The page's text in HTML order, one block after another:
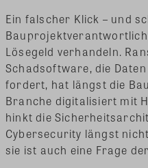
Ein falscher Klick – und
Lösegeld verhandeln.
Schadsoftware, die
fordert, hat längst die
Branche digitalisiert mit
hinkt die
Cybersecurity längst
sie ist auch eine Frage